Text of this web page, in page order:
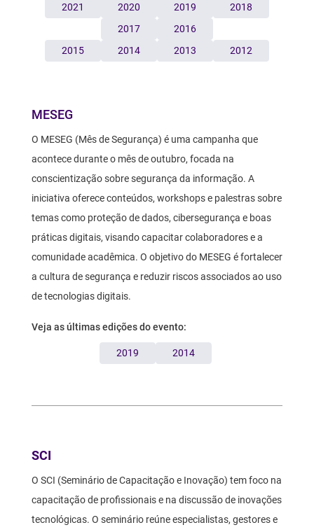
2021
2020 2019
2018
2017
2016
2015
2014 2013 2012
Texto
MESEG
O MESEG (Mês de Segurança) é uma campanha que
acontece durante o mês de outubro, focada na
conscientização sobre segurança da informação. A
iniciativa oferece conteúdos, workshops e palestras sobre
temas como proteção de dados, cibersegurança e boas
práticas digitais, visando capacitar colaboradores e a
comunidade acadêmica. O objetivo do MESEG é fortalecer
a cultura de segurança e reduzir riscos associados ao uso
de tecnologias digitais.
Veja as últimas edições do evento:
2019 2014
Texto
SCI
O SCI (Seminário de Capacitação e Inovação) tem foco na
capacitação de profissionais e na discussão de inovações
tecnológicas. O seminário reúne especialistas, gestores e